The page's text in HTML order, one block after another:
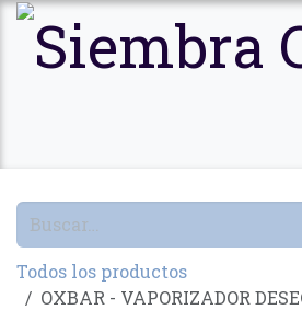
Ir al contenido
Todos los productos
OXBAR - VAPORIZADOR